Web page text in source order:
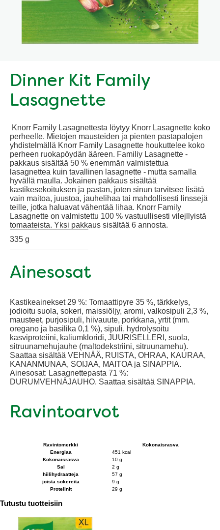
Dinner Kit Family
Lasagnette
Knorr Family Lasagnettesta löytyy Knorr Lasagnette koko
perheelle. Mietojen mausteiden ja pienten pastapalojen
yhdistelmällä Knorr Family Lasagnette houkuttelee koko
perheen ruokapöydän ääreen. Familiy Lasagnette -
pakkaus sisältää 50 % enemmän valmistettua
lasagnettea kuin tavallinen lasagnette - mutta samalla
hyvällä maulla. Jokainen pakkaus sisältää
kastikesekoituksen ja pastan, joten sinun tarvitsee lisätä
vain maitoa, juustoa, jauhelihaa tai mahdollisesti linssejä
teille, jotka haluavat vähentää lihaa. Knorr Family
Lasagnette on valmistettu 100 % vastuullisesti vilejllyistä
tomaateista. Yksi pakkaus sisältää 6 annosta.
335 g
Ainesosat
Kastikeainekset 29 %: Tomaattipyre 35 %, tärkkelys,
jodioitu suola, sokeri, maissiöljy, aromi, valkosipuli 2,3 %,
mausteet, purjosipuli, hiivauute, porkkana, yrtit (mm.
oregano ja basilika 0,1 %), sipuli, hydrolysoitu
kasviproteiini, kaliumkloridi, JUURISELLERI, suola,
sitruunamehujauhe (maltodekstriini, sitruunamehu).
Saattaa sisältää VEHNÄÄ, RUISTA, OHRAA, KAURAA,
KANANMUNAA, SOIJAA, MAITOA ja SINAPPIA.
Ainesosat: Lasagnettepasta 71 %:
DURUMVEHNÄJAUHO. Saattaa sisältää SINAPPIA.
Ravintoarvot
Ravintomerkki
Kokonaisrasva
Energiaa
451 kcal
Kokonaisrasva
10 g
Sal
2 g
hiilihydraatteja
57 g
joista sokereita
9 g
Proteiinit
29 g
Tutustu tuotteisiin